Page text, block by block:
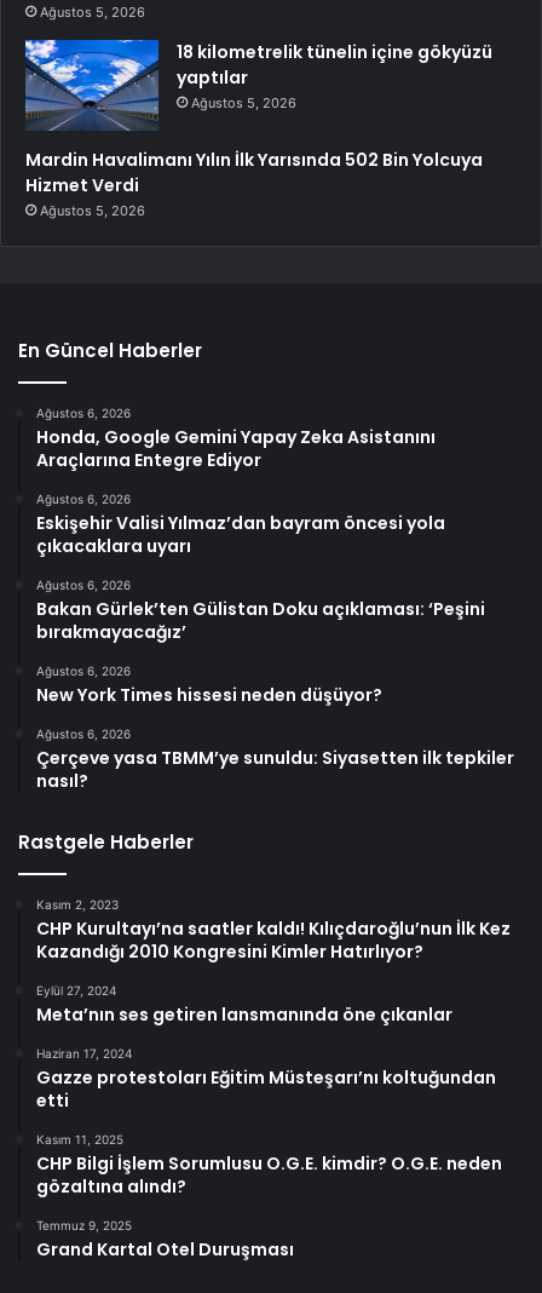
Ağustos 5, 2026
18 kilometrelik tünelin içine gökyüzü
yaptılar
Ağustos 5, 2026
Mardin Havalimanı Yılın İlk Yarısında 502 Bin Yolcuya
Hizmet Verdi
Ağustos 5, 2026
En Güncel Haberler
Ağustos 6, 2026
Honda, Google Gemini Yapay Zeka Asistanını
Araçlarına Entegre Ediyor
Ağustos 6, 2026
Eskişehir Valisi Yılmaz’dan bayram öncesi yola
çıkacaklara uyarı
Ağustos 6, 2026
Bakan Gürlek’ten Gülistan Doku açıklaması: ‘Peşini
bırakmayacağız’
Ağustos 6, 2026
New York Times hissesi neden düşüyor?
Ağustos 6, 2026
Çerçeve yasa TBMM’ye sunuldu: Siyasetten ilk tepkiler
nasıl?
Rastgele Haberler
Kasım 2, 2023
CHP Kurultayı’na saatler kaldı! Kılıçdaroğlu’nun İlk Kez
Kazandığı 2010 Kongresini Kimler Hatırlıyor?
Eylül 27, 2024
Meta’nın ses getiren lansmanında öne çıkanlar
Haziran 17, 2024
Gazze protestoları Eğitim Müsteşarı’nı koltuğundan
etti
Kasım 11, 2025
CHP Bilgi İşlem Sorumlusu O.G.E. kimdir? O.G.E. neden
gözaltına alındı?
Temmuz 9, 2025
Grand Kartal Otel Duruşması